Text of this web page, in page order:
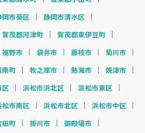
岡市葵区
静岡市清水区
賀茂郡河津町
賀茂郡東伊豆町
裾野市 袋井市 藤枝市
菊川市
南町 牧之原市 熱海市
焼津市
区 浜松市浜北区
浜松市東区
松市南区 浜松市北区
浜松市中区
田町 掛川市
御殿場市